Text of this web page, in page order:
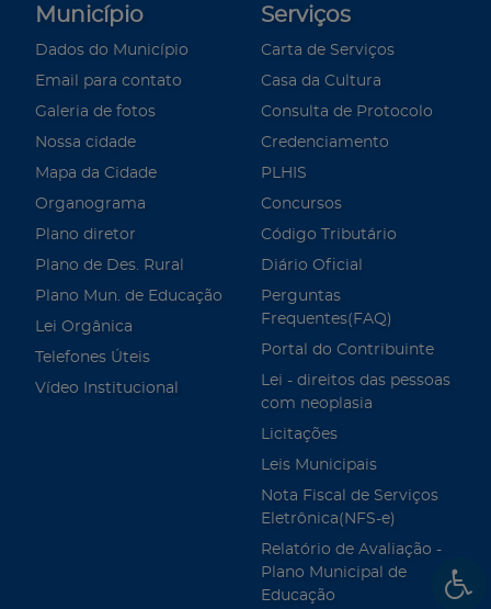
Município
Dados do Município
Email para contato
Galeria de fotos
Nossa cidade
Mapa da Cidade
Organograma
Plano diretor
Plano de Des. Rural
Plano Mun. de Educação
Lei Orgânica
Telefones Úteis
Vídeo Institucional
Serviços
Carta de Serviços
Casa da Cultura
Consulta de Protocolo
Credenciamento
PLHIS
Concursos
Código Tributário
Diário Oficial
Perguntas
Frequentes(FAQ)
Portal do Contribuinte
Lei - direitos das pessoas
com neoplasia
Licitações
Leis Municipais
Nota Fiscal de Serviços
Eletrônica(NFS-e)
Relatório de Avaliação -
Plano Municipal de
Educação